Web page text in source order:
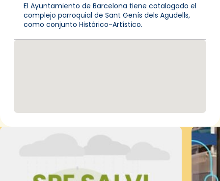
El Ayuntamiento de Barcelona tiene catalogado el
complejo parroquial de Sant Genís dels Agudells,
como conjunto Histórico-Artístico.